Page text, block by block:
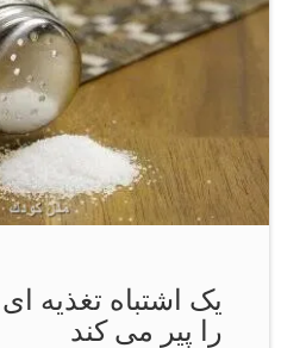
یک اشتباه تغذیه ای
را پیر می کند